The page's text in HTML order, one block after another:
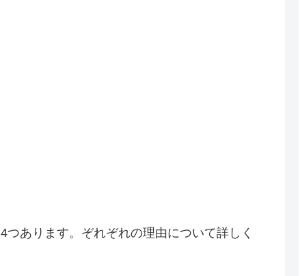
4つあります。ぞれぞれの理由について詳しく